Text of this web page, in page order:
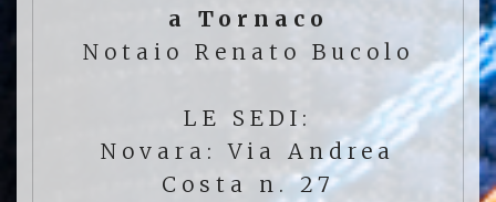
a Tornaco
Notaio Renato Bucolo
LE SEDI:
Novara: Via Andrea
Costa n. 27